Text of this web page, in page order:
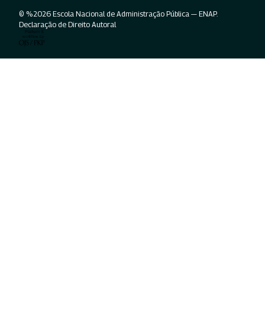
© %2026 Escola Nacional de Administração Pública — ENAP.
Declaração de Direito Autoral